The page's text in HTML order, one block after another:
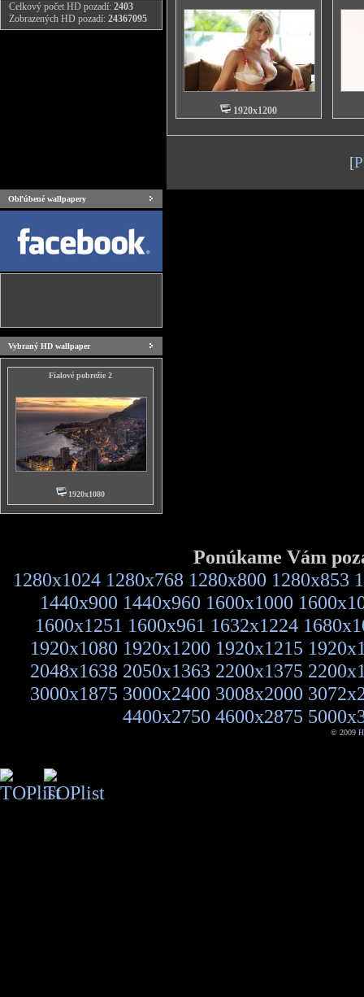
Celkový počet HD pozadí: 2403
Zobrazených HD pozadí: 24367095
1920x1200
[
Obľúbené wallpapery
Vybraný HD wallpaper
Fialové pobrežie 2
1920x1080
Ponúkame Vám
1280x1024 1280x768 1280x800 1280x853
1440x900 1440x960 1600x1000
1600x1251 1600x961 1632x1224
1920x1080 1920x1200 1920x1215
2048x1638 2050x1363 2200x1375
3000x1875 3000x2400 3008x2000
4400x2750 4600x2875
© 2009